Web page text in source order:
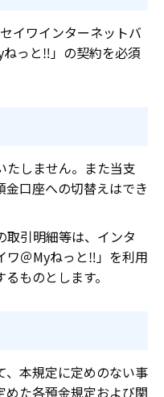
イワインターネットバ
っと‼」の契約を必須
たしません。また当支
口座への切替えはでき
取引明細等は、インタ
ワ＠Myねっと‼」を利用
ものとします。
、本規定に定めのない事
た各預金規定および関